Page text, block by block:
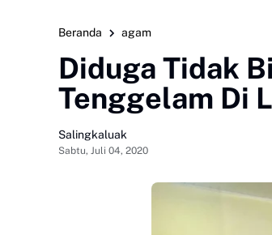
Beranda agam
Diduga Tidak
Tenggelam Di
Salingkaluak
Sabtu, Juli 04, 2020